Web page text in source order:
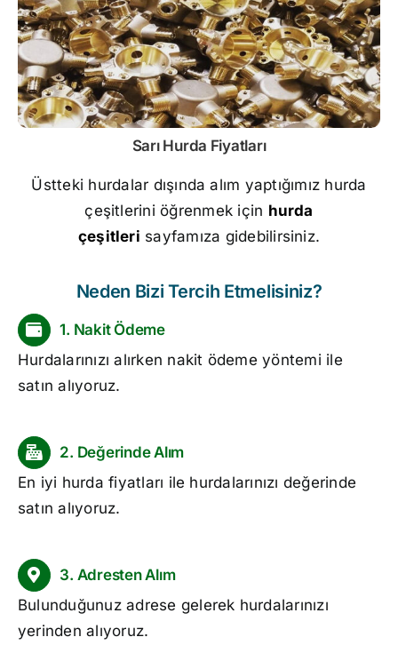
Sarı Hurda Fiyatları
Üstteki hurdalar dışında alım yaptığımız hurda
çeşitlerini öğrenmek için hurda
çeşitleri sayfamıza gidebilirsiniz.
Neden Bizi Tercih Etmelisiniz?
1. Nakit Ödeme
Hurdalarınızı alırken nakit ödeme yöntemi ile
satın alıyoruz.
2. Değerinde Alım
En iyi hurda fiyatları ile hurdalarınızı değerinde
satın alıyoruz.
3. Adresten Alım
Bulunduğunuz adrese gelerek hurdalarınızı
yerinden alıyoruz.